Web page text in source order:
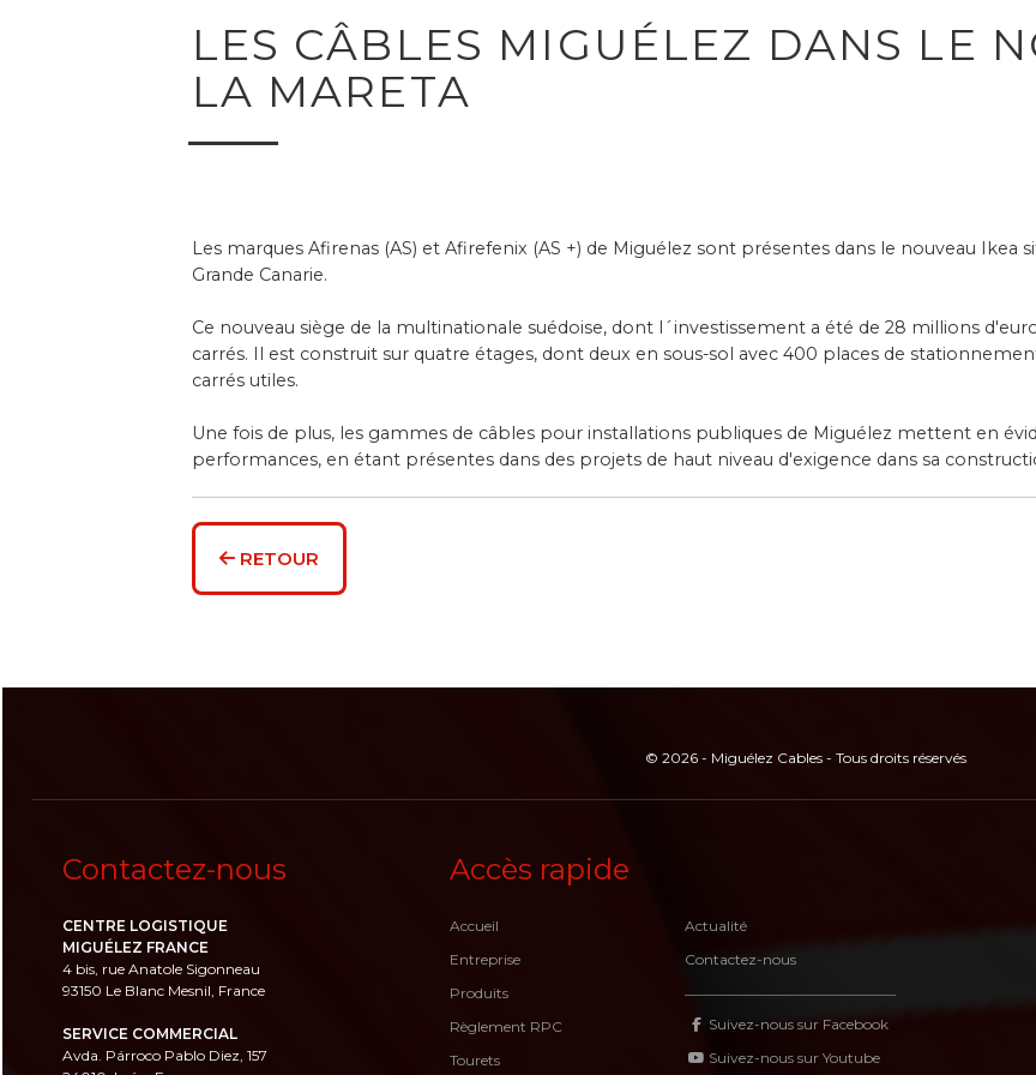
LES CÂBLES MIGUÉLEZ DANS LE
LA MARETA
Les marques Afirenas (AS) et Afirefenix (AS +) de Miguélez sont présentes dans le nouveau Ikea
Grande Canarie.
Ce nouveau siège de la multinationale suédoise, dont l´investissement a été de 28 millions
carrés. Il est construit sur quatre étages, dont deux en sous-sol avec 400 places de
carrés utiles.
Une fois de plus, les gammes de câbles pour installations publiques de Miguélez mettent en
performances, en étant présentes dans des projets de haut niveau d'exigence dans sa
RETOUR
© 2026 - Miguélez Cables - Tous droits réservés
Contactez-nous
CENTRE LOGISTIQUE
MIGUÉLEZ FRANCE
4 bis, rue Anatole Sigonneau
93150 Le Blanc Mesnil, France
SERVICE COMMERCIAL
Avda. Párroco Pablo Diez, 157
Accès rapide
Accueil
Entreprise
Produits
Règlement RPC
Tourets
Actualité
Contactez-nous
Suivez-nous sur Facebook
Suivez-nous sur Youtube